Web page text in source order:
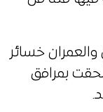
خسائر
بمرافق